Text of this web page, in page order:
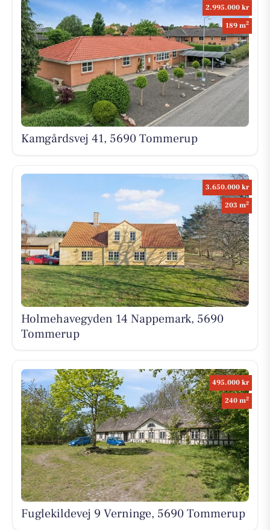
2.995.000 kr
189 m2
Kamgårdsvej 41, 5690 Tommerup
3.650.000 kr
203 m2
Holmehavegyden 14 Nappemark, 5690
Tommerup
495.000 kr
240 m2
Fuglekildevej 9 Verninge, 5690 Tommerup